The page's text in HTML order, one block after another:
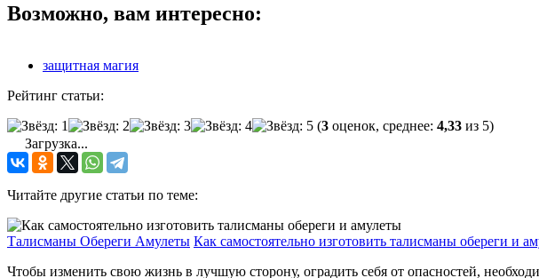
Возможно, вам интересно:
защитная магия
Рейтинг статьи:
(3 оценок, среднее: 4,33 из 5)
Загрузка...
Читайте другие статьи по теме:
Талисманы Обереги Амулеты Как самостоятельно изготовить талисманы обереги и
Чтобы изменить свою жизнь в лучшую сторону, оградить себя от опасностей,